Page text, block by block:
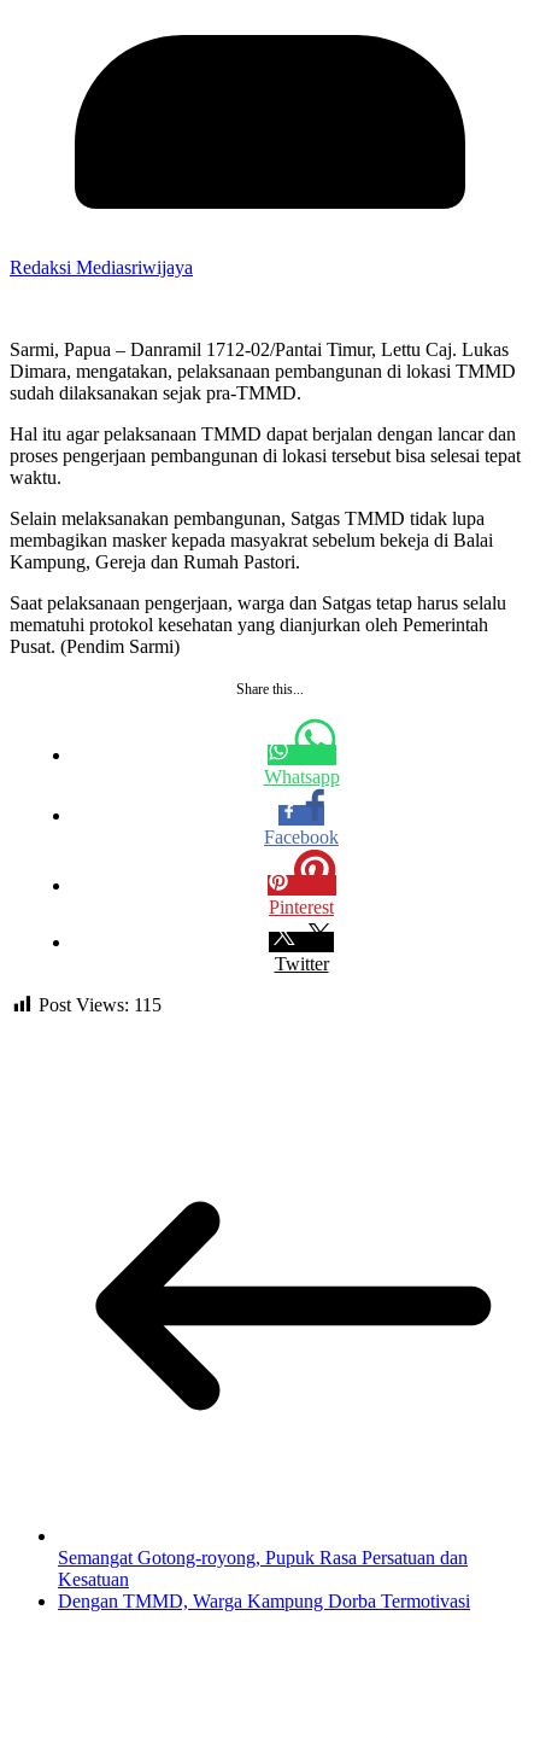
Redaksi Mediasriwijaya
Sarmi, Papua – Danramil 1712-02/Pantai Timur, Lettu Caj. Lukas
Dimara, mengatakan, pelaksanaan pembangunan di lokasi TMMD
sudah dilaksanakan sejak pra-TMMD.
Hal itu agar pelaksanaan TMMD dapat berjalan dengan lancar dan
proses pengerjaan pembangunan di lokasi tersebut bisa selesai tepat
waktu.
Selain melaksanakan pembangunan, Satgas TMMD tidak lupa
membagikan masker kepada masyakrat sebelum bekeja di Balai
Kampung, Gereja dan Rumah Pastori.
Saat pelaksanaan pengerjaan, warga dan Satgas tetap harus selalu
mematuhi protokol kesehatan yang dianjurkan oleh Pemerintah
Pusat. (Pendim Sarmi)
Share this...
Whatsapp
Facebook
Pinterest
Twitter
Post Views: 115
Semangat Gotong-royong, Pupuk Rasa Persatuan dan
Kesatuan
Dengan TMMD, Warga Kampung Dorba Termotivasi